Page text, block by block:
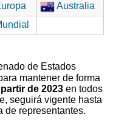
Australia
de Estados
mantener de forma
de 2023 en todos
seguirá vigente hasta
de representantes.